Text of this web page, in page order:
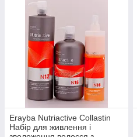
Erayba Nutriactive Collastin
Набір для живлення і